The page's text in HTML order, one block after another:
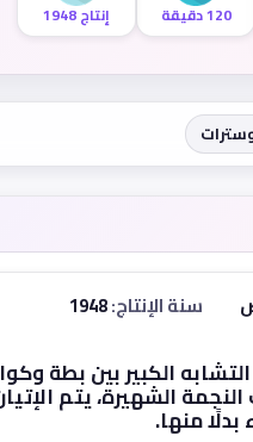
120 دقيقة إنتاج 1948
سنة الإنتاج:1948
الكبير بين بطة
الشهيرة، يتم
بدلًا منها.